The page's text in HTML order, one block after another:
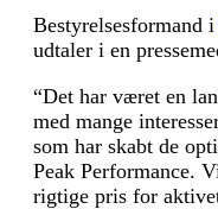
Bestyrelsesformand i
udtaler i en
“Det har været en
med mange
som har skabt de
Peak Performance.
rigtige pris for